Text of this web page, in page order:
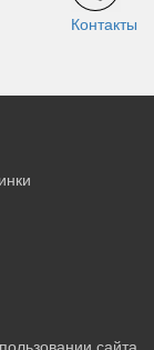
Контакты
сайта